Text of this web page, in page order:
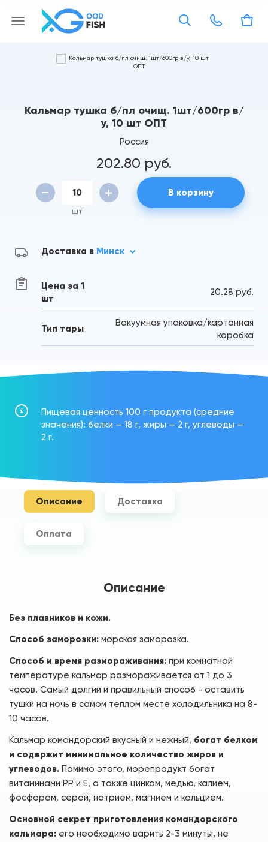
Кальмар тушка б/пл очищ. 1шт/600гр в/
у, 10 шт ОПТ
Россия
202.80 руб.
шт
В корзину
Доставка в Минск
Цена за 1
шт
20.28 руб.
Тип тары
Вакуумная упаковка/картонная
коробка
Пищевая ценность 100 г продукта (средние
значения): белки — 18 г, жиры — 2 г, углеводы —
2 г.
Описание Доставка
Оплата
Описание
Без плавников и кожи.
Способ заморозки: морская заморозка.
Способ и время размораживания: при комнатной
температуре кальмар размораживается от 1 до 3
часов. Самый долгий и правильный способ - оставить
тушки на ночь в самом теплом месте холодильника на 8-
10 часов.
Кальмар командорский вкусный и нежный, богат белком
и содержит минимальное количество жиров и
углеводов. Помимо этого, морепродукт богат
витаминами РР и Е, а также цинком, медью, калием,
фосфором, серой, натрием, магнием и кальцием.
Основной секрет приготовления командорского
кальмара: его необходимо варить 2-3 минуты, не